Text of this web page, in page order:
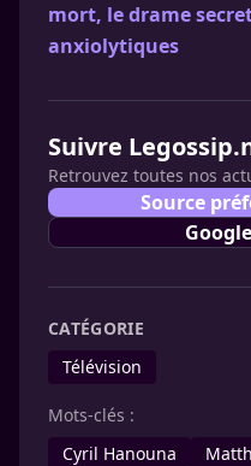
mort, le drame
anxiolytiques
Suivre
Retrouvez toutes nos
Source
CATÉGORIE
Télévision
Mots-clés :
Cyril Hanouna